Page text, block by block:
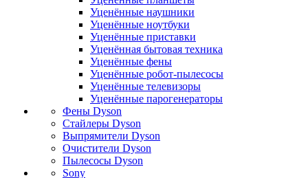
Уценённые наушники
Уценённые ноутбуки
Уценённые приставки
Уценённая бытовая техника
Уценённые фены
Уценённые робот-пылесосы
Уценённые телевизоры
Уценённые парогенераторы
Фены Dyson
Стайлеры Dyson
Выпрямители Dyson
Очистители Dyson
Пылесосы Dyson
Sony